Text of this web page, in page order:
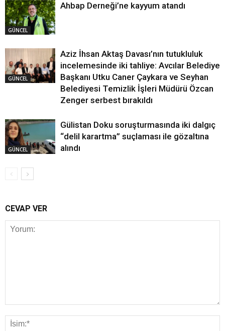
GÜNCEL
Ahbap Derneği’ne kayyum atandı
GÜNCEL
Aziz İhsan Aktaş Davası’nın tutukluluk
incelemesinde iki tahliye: Avcılar Belediye
Başkanı Utku Caner Çaykara ve Seyhan
Belediyesi Temizlik İşleri Müdürü Özcan
Zenger serbest bırakıldı
GÜNCEL
Gülistan Doku soruşturmasında iki dalgıç
“delil karartma” suçlaması ile gözaltına
alındı
CEVAP VER